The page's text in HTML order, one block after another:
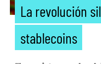
La revolución
stablecoins